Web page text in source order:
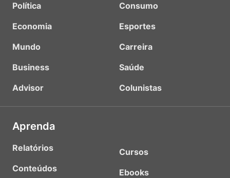
Política
Economia
Mundo
Business
Advisor
Consumo
Esportes
Carreira
Saúde
Colunistas
Aprenda
Relatórios
Conteúdos
Cursos
Ebooks